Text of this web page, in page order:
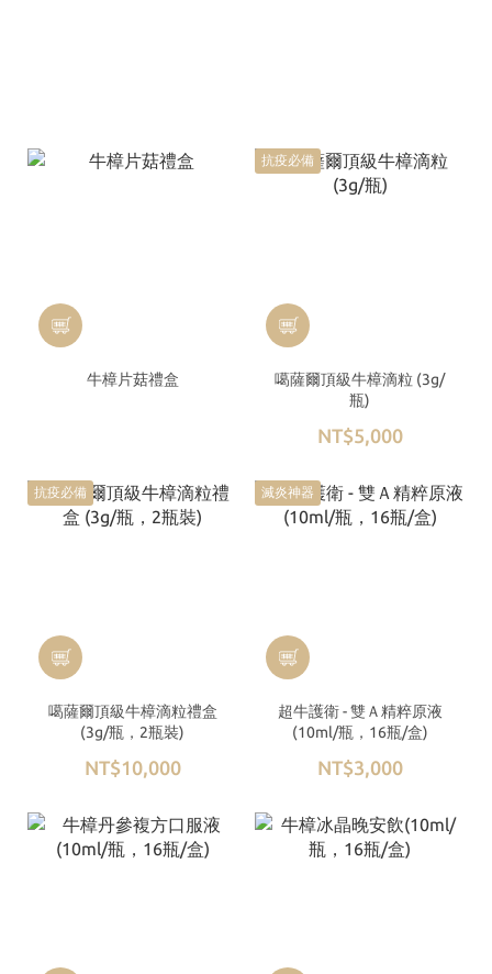
牛樟片菇禮盒
抗疫必備
噶薩爾頂級牛樟滴粒 (3g/
瓶)
NT$5,000
抗疫必備
噶薩爾頂級牛樟滴粒禮盒
(3g/瓶，2瓶裝)
NT$10,000
滅炎神器
超牛護衛 - 雙Ａ精粹原液
(10ml/瓶，16瓶/盒)
NT$3,000